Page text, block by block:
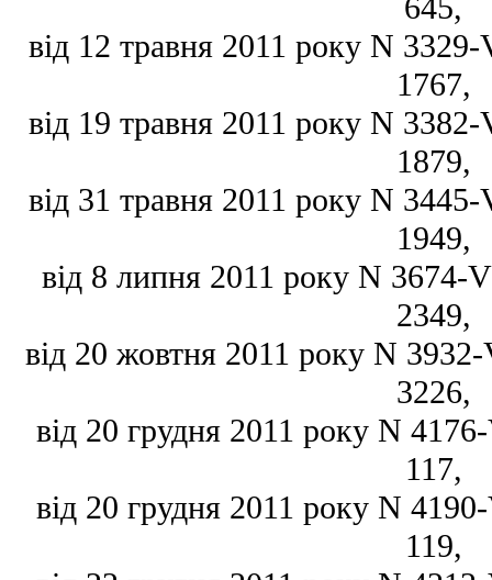
645,
від 12 травня 2011 року N
1767,
від 19 травня 2011 року N
1879,
від 31 травня 2011 року N
1949,
від 8 липня 2011 року N
2349,
від 20 жовтня 2011 року N
3226,
від 20 грудня 2011 року N
117,
від 20 грудня 2011 року N
119,